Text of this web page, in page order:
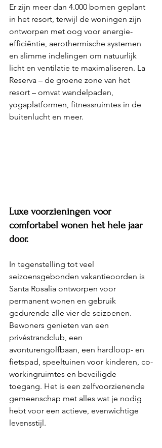
Er zijn meer dan 4.000 bomen geplant
in het resort, terwijl de woningen zijn
ontworpen met oog voor energie-
efficiëntie, aerothermische systemen
en slimme indelingen om natuurlijk
licht en ventilatie te maximaliseren. La
Reserva – de groene zone van het
resort – omvat wandelpaden,
yogaplatformen, fitnessruimtes in de
buitenlucht en meer.
Luxe voorzieningen voor
comfortabel wonen het hele jaar
door.
In tegenstelling tot veel
seizoensgebonden vakantieoorden is
Santa Rosalia ontworpen voor
permanent wonen en gebruik
gedurende alle vier de seizoenen.
Bewoners genieten van een
privéstrandclub, een
avonturengolfbaan, een hardloop- en
fietspad, speeltuinen voor kinderen, co-
workingruimtes en beveiligde
toegang. Het is een zelfvoorzienende
gemeenschap met alles wat je nodig
hebt voor een actieve, evenwichtige
levensstijl.